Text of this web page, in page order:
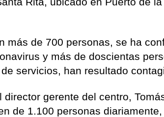
más de 700 personas, se ha
y más de doscientas
servicios, han resultado
gerente del centro,
de 1.100 personas